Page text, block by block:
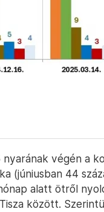
végén a
(júniusban 44
alatt ötről
között.